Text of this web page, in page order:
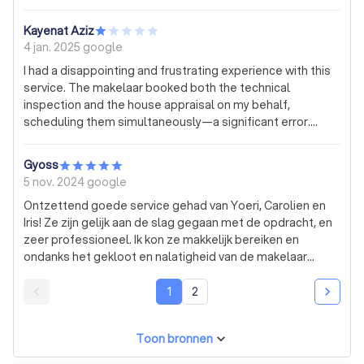
Kayenat Aziz
4 jan. 2025 google
I had a disappointing and frustrating experience with this
service. The makelaar booked both the technical
inspection and the house appraisal on my behalf,
scheduling them simultaneously—a significant error.
completed first, followed by the appraisal. This oversight
placed me in a difficult situation, ultimately leading me to
cancel the offer after reviewing the house more
thoroughly during the technical inspection. Only after
cancelling, I received an appraisal report, along with an
invoice of €750, which was of no use for me. I tried to
reach a fair compromise by offering to pay a reasonable
amount for their time and effort. Unfortunately, they were
adamant about charging the full amount. Any genuine,
customer-focused business would have considered this
long-term customer loyalty and recommendations.
Gyoss
5 nov. 2024 google
Ontzettend goede service gehad van Yoeri, Carolien en
Iris! Ze zijn gelijk aan de slag gegaan met de opdracht, en
zeer professioneel. Ik kon ze makkelijk bereiken en
ondanks het gekloot en nalatigheid van de makelaar
begrepen en serieus namen. De taxatie is overcompleet
en goed onderbouwd. En dat voor bijna de helft minder
1 2
Toon bronnen